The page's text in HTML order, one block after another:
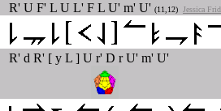
R' U F' L U L' F L U' m' U' (11,12) Jessica
R' d R' [ y L ] U r' D r U' m' U'